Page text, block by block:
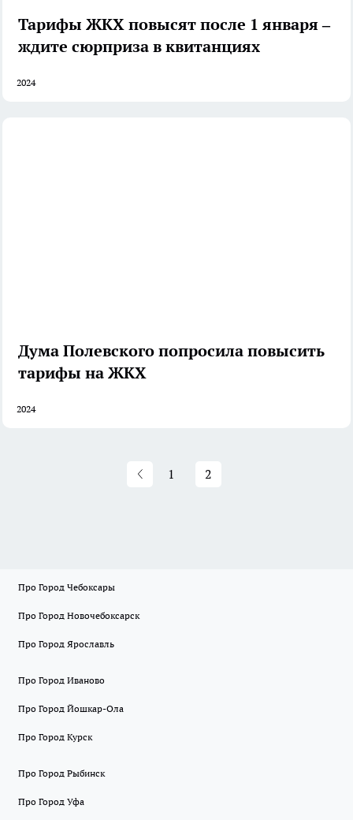
Тарифы ЖКХ повысят после 1 января –
ждите сюрприза в квитанциях
2024
Дума Полевского попросила повысить
тарифы на ЖКХ
2024
1 2
Про Город Чебоксары
Про Город Новочебоксарск
Про Город Ярославль
Про Город Иваново
Про Город Йошкар-Ола
Про Город Курск
Про Город Рыбинск
Про Город Уфа